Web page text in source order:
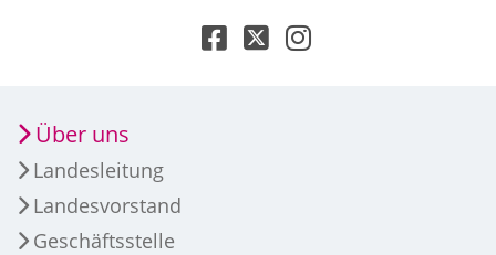
Über uns
Landesleitung
Landesvorstand
Geschäftsstelle